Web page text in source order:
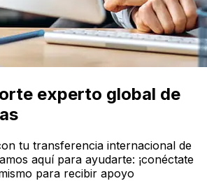
experto global de
tu transferencia internacional de
aquí para ayudarte: ¡conéctate
para recibir apoyo